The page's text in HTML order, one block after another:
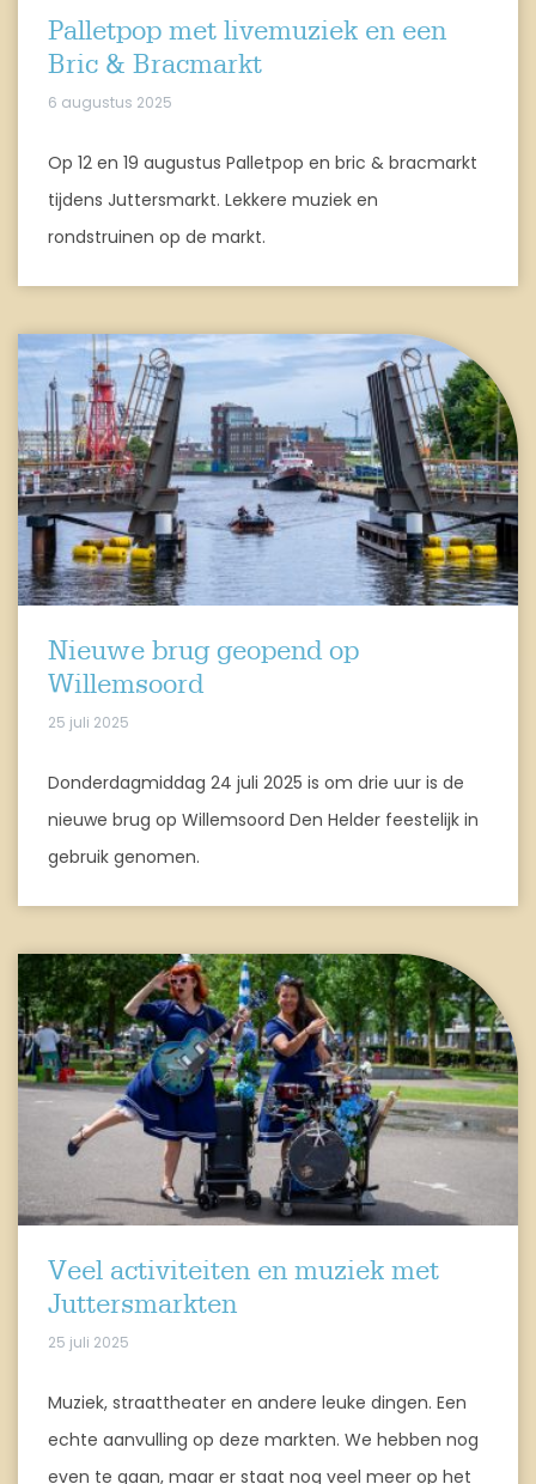
Palletpop met livemuziek en een
Bric & Bracmarkt
6 augustus 2025
Op 12 en 19 augustus Palletpop en bric & bracmarkt
tijdens Juttersmarkt. Lekkere muziek en
rondstruinen op de markt.
Nieuwe brug geopend op
Willemsoord
25 juli 2025
Donderdagmiddag 24 juli 2025 is om drie uur is de
nieuwe brug op Willemsoord Den Helder feestelijk in
gebruik genomen.
Veel activiteiten en muziek met
Juttersmarkten
25 juli 2025
Muziek, straattheater en andere leuke dingen. Een
echte aanvulling op deze markten. We hebben nog
even te gaan, maar er staat nog veel meer op het